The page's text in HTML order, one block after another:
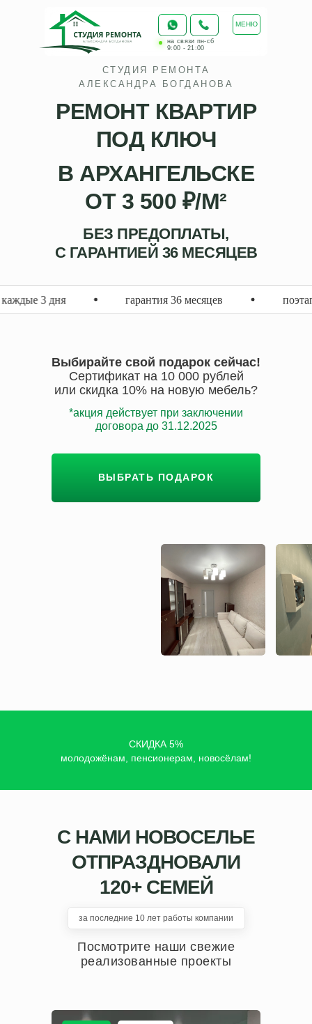
на связи пн-сб
9:00 - 21:00
МЕНЮ
РЕМОНТ КВАРТИР
ПОД КЛЮЧ
В АРХАНГЕЛЬСКЕ
ОТ 3 500 ₽/М²
БЕЗ ПРЕДОПЛАТЫ,
С ГАРАНТИЕЙ 36 МЕСЯЦЕВ
СТУДИЯ РЕМОНТА
АЛЕКСАНДРА БОГДАНОВА
гарантия 36 месяцев поэтапная оплата по факту
ВЫБРАТЬ ПОДАРОК
*акция действует при заключении
договора до 31.12.2025
Выбирайте свой подарок сейчас!
Сертификат на 10 000 рублей
или скидка 10% на новую мебель?
СКИДКА 5%
молодожёнам, пенсионерам, новосёлам!
С НАМИ НОВОСЕЛЬЕ
ОТПРАЗДНОВАЛИ
120+ СЕМЕЙ
Посмотрите наши свежие
реализованные проекты
за последние 10 лет работы компании